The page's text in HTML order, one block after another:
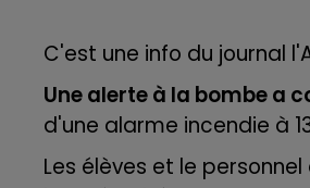
C'est une info du journal
Une alerte à la bombe a
d'une alarme incendie à
Les élèves et le